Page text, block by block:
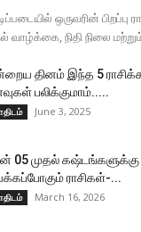
ஒருவரின் பிறப்பு
நிதி நிலை
தினம் இந்த 5
பலிக்குமாம்.....
June 3, 2025
05 முதல் கஷ்டங்களுக்கு
ராசிகள்-...
March 16, 2026